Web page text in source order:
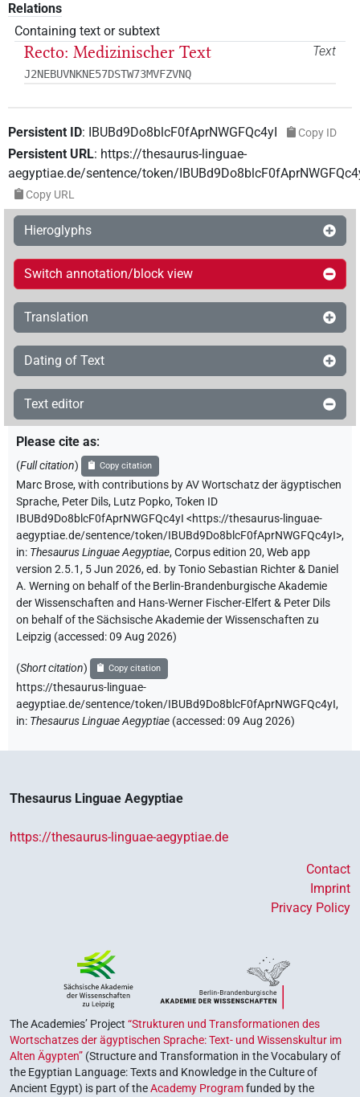
Relations
Containing text or subtext
Text
Recto: Medizinischer Text
J2NEBUVNKNE57DSTW73MVFZVNQ
Persistent ID: IBUBd9Do8blcF0fAprNWGFQc4yI Copy ID
Persistent URL: https://thesaurus-linguae-
aegyptiae.de/sentence/token/
Copy URL
Hieroglyphs
Switch annotation/block view
Translation
Dating of Text
Text editor
Please cite as:
(Full citation) Copy citation
Marc Brose,with contributions byAV Wortschatz der ägyptischen
Sprache, Peter Dils, Lutz Popko,Token ID
IBUBd9Do8blcF0fAprNWGFQc4yI <https://thesaurus-linguae-
aegyptiae.de/sentence/token/IBUBd9Do8blcF0fAprNWGFQc4yI>,
in: Thesaurus Linguae Aegyptiae,Corpus edition 20, Web app
version 2.5.1, 5 Jun 2026, ed. by Tonio Sebastian Richter & Daniel
A. Werning on behalf of the Berlin-Brandenburgische Akademie
der Wissenschaften and Hans-Werner Fischer-Elfert & Peter Dils
on behalf of the Sächsische Akademie der Wissenschaften zu
Leipzig (accessed:09 Aug 2026)
(Short citation) Copy citation
https://thesaurus-linguae-
aegyptiae.de/sentence/token/IBUBd9Do8blcF0fAprNWGFQc4yI,
in: Thesaurus Linguae Aegyptiae (accessed:09 Aug 2026)
Thesaurus Linguae Aegyptiae
https://thesaurus-linguae-aegyptiae.de
Contact
Imprint
Privacy Policy
The Academies’ Project “Strukturen und Transformationen des
Wortschatzes der ägyptischen Sprache: Text- und Wissenskultur im
Alten Ägypten” (Structure and Transformation in the Vocabulary of
the Egyptian Language: Texts and Knowledge in the Culture of
Ancient Egypt) is part of theAcademy Programfunded by the